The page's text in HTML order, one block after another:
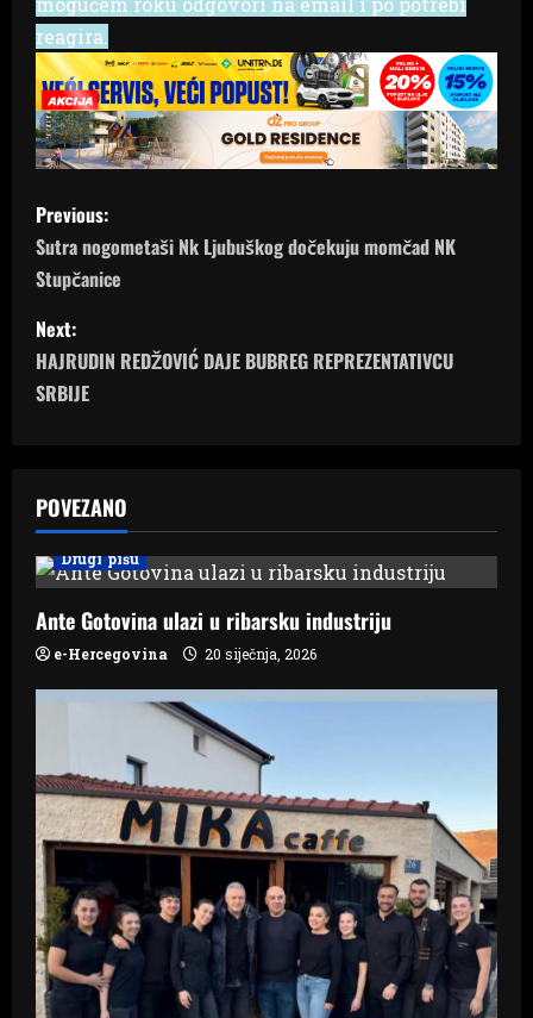
reagira.
P
o
s
t
n
v
i
g
a
t
o
n
Previous:
Sutra nogometaši Nk Ljubuškog dočekuju momčad NK
Stupčanice
Next:
HAJRUDIN REDŽOVIĆ DAJE BUBREG REPREZENTATIVCU
SRBIJE
POVEZANO
Drugi pišu
Ante Gotovina ulazi u ribarsku industriju
e-Hercegovina 20 siječnja, 2026